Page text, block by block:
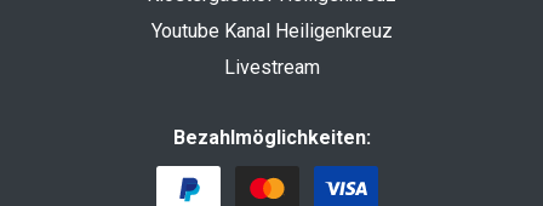
Youtube Kanal Heiligenkreuz
Livestream
Bezahlmöglichkeiten: